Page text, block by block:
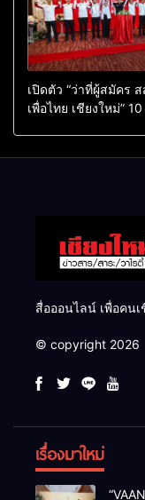
เปิดตัว “ว่าที่ผู้สมัคร
เพื่อไทย เชียงใหม่”
สื่อออนไลน์ เพื่อคน
© copyright 2026
เรื่องมาใหม่